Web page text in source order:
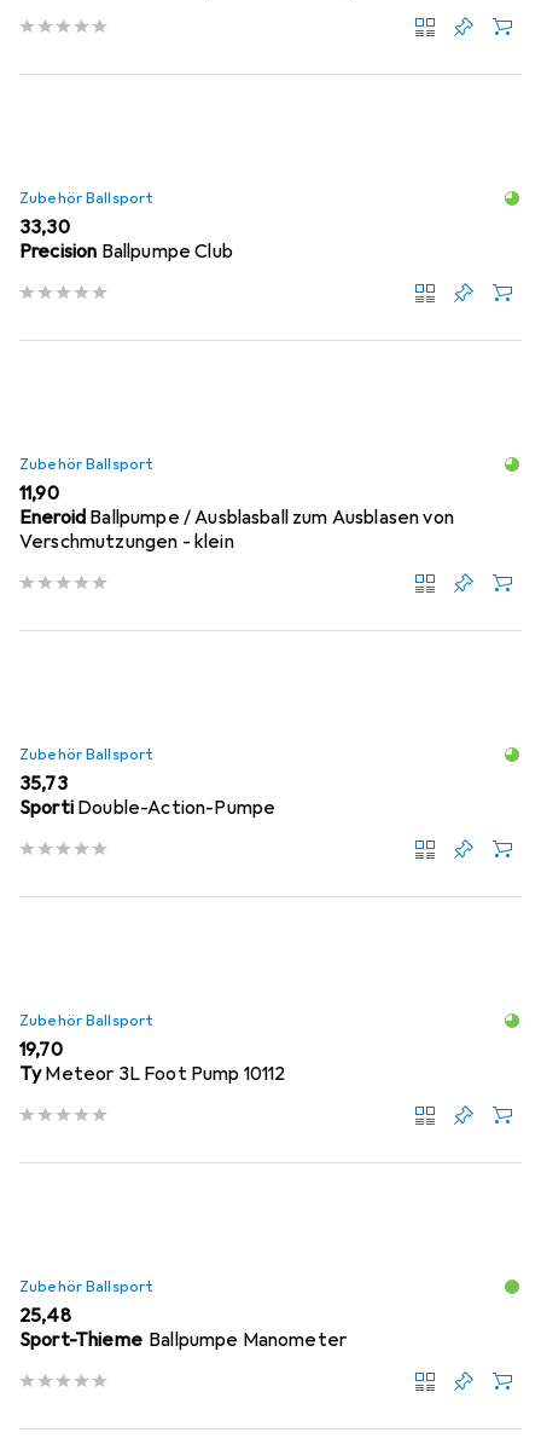
Zubehör Ballsport
EUR
33,30
Precision Ballpumpe Club
Zubehör Ballsport
EUR
11,90
Eneroid Ballpumpe / Ausblasball zum Ausblasen von
Verschmutzungen - klein
Zubehör Ballsport
EUR
35,73
Sporti Double-Action-Pumpe
Zubehör Ballsport
EUR
19,70
TyMeteor 3L Foot Pump 10112
Zubehör Ballsport
EUR
25,48
Sport-Thieme Ballpumpe Manometer